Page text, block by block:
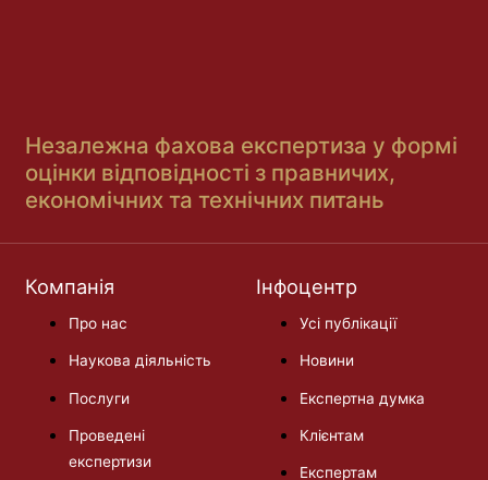
Незалежна фахова експертиза у формі
оцінки відповідності з правничих,
економічних та технічних питань
Компанія
Про нас
Наукова діяльність
Послуги
Проведені
експертизи
Інфоцентр
Усі публікації
Новини
Експертна думка
Клієнтам
Експертам